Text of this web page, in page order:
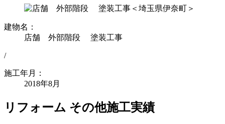
建物名：
店舗 外部階段 塗装工事
/
施工年月：
2018年8月
リフォーム その他施工実績